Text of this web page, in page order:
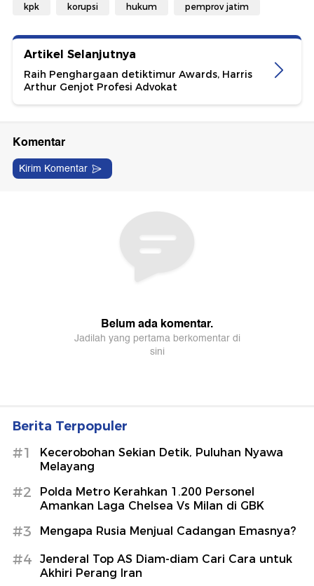
kpk korupsi hukum pemprov jatim
Artikel Selanjutnya
Raih Penghargaan detiktimur Awards, Harris
Arthur Genjot Profesi Advokat
Berita Terpopuler
#1
Kecerobohan Sekian Detik, Puluhan Nyawa
Melayang
#2
Polda Metro Kerahkan 1.200 Personel
Amankan Laga Chelsea Vs Milan di GBK
#3 Mengapa Rusia Menjual Cadangan Emasnya?
#4
Jenderal Top AS Diam-diam Cari Cara untuk
Akhiri Perang Iran